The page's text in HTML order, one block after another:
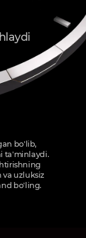
bo'lib,
ta'minlaydi.
va uzluksiz
bo'ling.